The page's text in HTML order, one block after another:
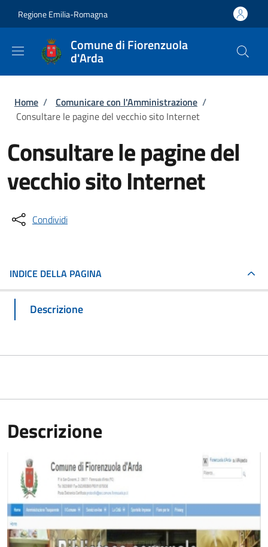
Regione Emilia-Romagna
Comune di Fiorenzuola
d'Arda
Briciole di pane
Home / Comunicare con l'Amministrazione /
Consultare le pagine del vecchio sito Internet
Consultare le pagine del
vecchio sito Internet
Condividi
INDICE DELLA PAGINA
Descrizione
Descrizione